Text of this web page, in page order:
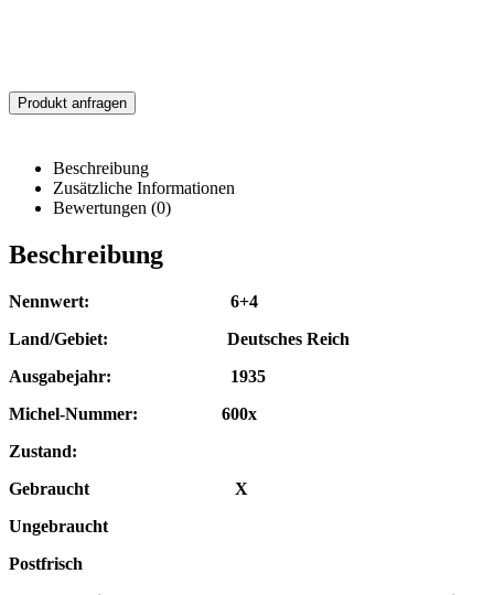
Produkt anfragen
Beschreibung
Zusätzliche Informationen
Bewertungen (0)
Beschreibung
Nennwert: 6+4
Land/Gebiet: Deutsches Reich
Ausgabejahr: 1935
Michel-Nummer: 600x
Zustand:
Gebraucht X
Ungebraucht
Postfrisch